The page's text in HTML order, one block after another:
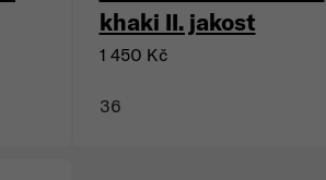
khaki II. jakost
1 450 Kč
36